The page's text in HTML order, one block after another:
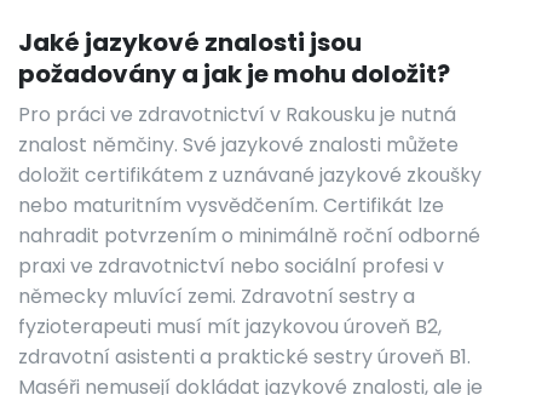
Jaké jazykové znalosti jsou
požadovány a jak je mohu doložit?
Pro práci ve zdravotnictví v Rakousku je nutná
znalost němčiny. Své jazykové znalosti můžete
doložit certifikátem z uznávané jazykové zkoušky
nebo maturitním vysvědčením. Certifikát lze
nahradit potvrzením o minimálně roční odborné
praxi ve zdravotnictví nebo sociální profesi v
německy mluvící zemi. Zdravotní sestry a
fyzioterapeuti musí mít jazykovou úroveň B2,
zdravotní asistenti a praktické sestry úroveň B1.
Maséři nemusejí dokládat jazykové znalosti, ale je